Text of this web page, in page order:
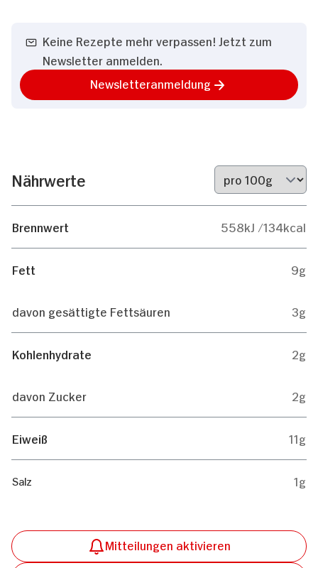
Keine Rezepte mehr verpassen! Jetzt zum
Newsletter anmelden.
Newsletteranmeldung
Nährwerte
Brennwert 558kJ /134kcal
Fett 9g
davon gesättigte Fettsäuren 3g
Kohlenhydrate 2g
davon Zucker 2g
Eiweiß 11g
Salz 1g
Mitteilungen aktivieren